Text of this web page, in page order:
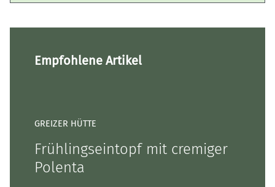
Empfohlene Artikel
GREIZER HÜTTE
Frühlingseintopf mit cremiger
Polenta